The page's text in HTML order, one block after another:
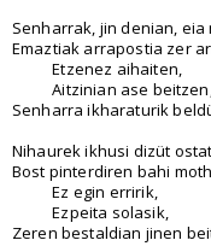
Senharrak, jin denian, eia
Emaztiak arrapostia zer
Etzenez aihaiten,
Aitzinian ase
Senharra ikharaturik
Nihaurek ikhusi dizüt
Bost pinterdiren bahi
Ez egin erririk,
Ezpeita solasik,
Zeren bestaldian jinen